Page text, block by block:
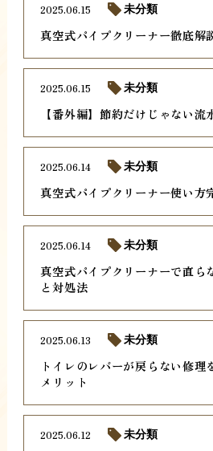
真空式パイプクリーナー徹底解
2025.06.15 未分類
【番外編】節約だけじゃない流
2025.06.15 未分類
真空式パイプクリーナー使い方
2025.06.14 未分類
真空式パイプクリーナーで直ら
と対処法
2025.06.14 未分類
トイレのレバーが戻らない修理
メリット
2025.06.13 未分類
2025.06.12 未分類